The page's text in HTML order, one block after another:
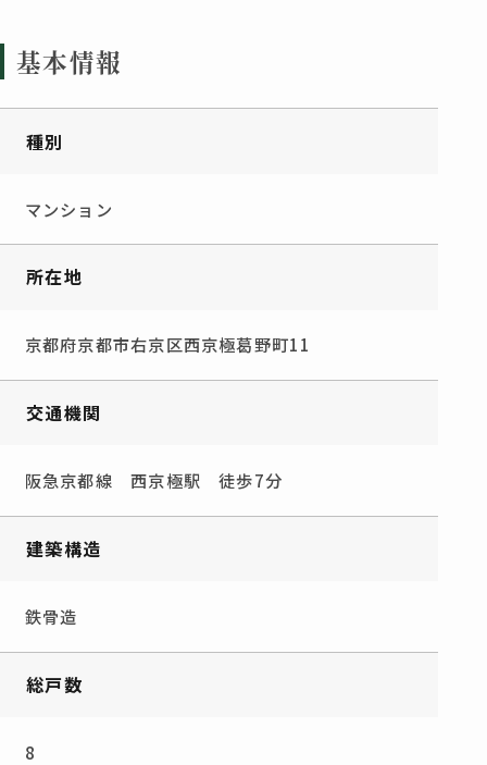
基本情報
種別
マンション
所在地
京都府京都市右京区西京極葛野町11
交通機関
阪急京都線 西京極駅 徒歩7分
建築構造
鉄骨造
総戸数
8